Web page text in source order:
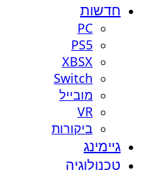
חדשות
PC
PS5
XBSX
Switch
מובייל
VR
ביקורות
גיימינג
טכנולוגיה